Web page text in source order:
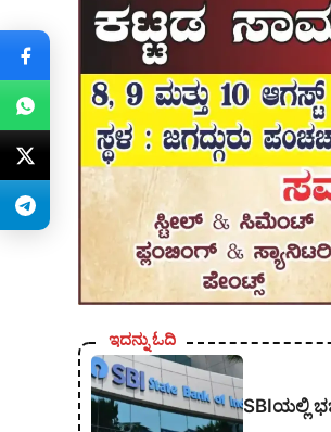
ಇದನ್ನು ಓದಿ
SBIಯಲ್ಲಿ